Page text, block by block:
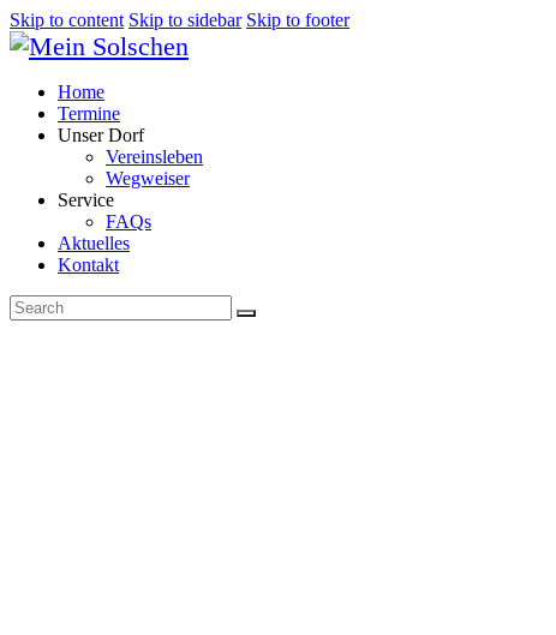
Skip to content Skip to sidebar Skip to footer
Home
Termine
Unser Dorf
Vereinsleben
Wegweiser
Service
FAQs
Aktuelles
Kontakt